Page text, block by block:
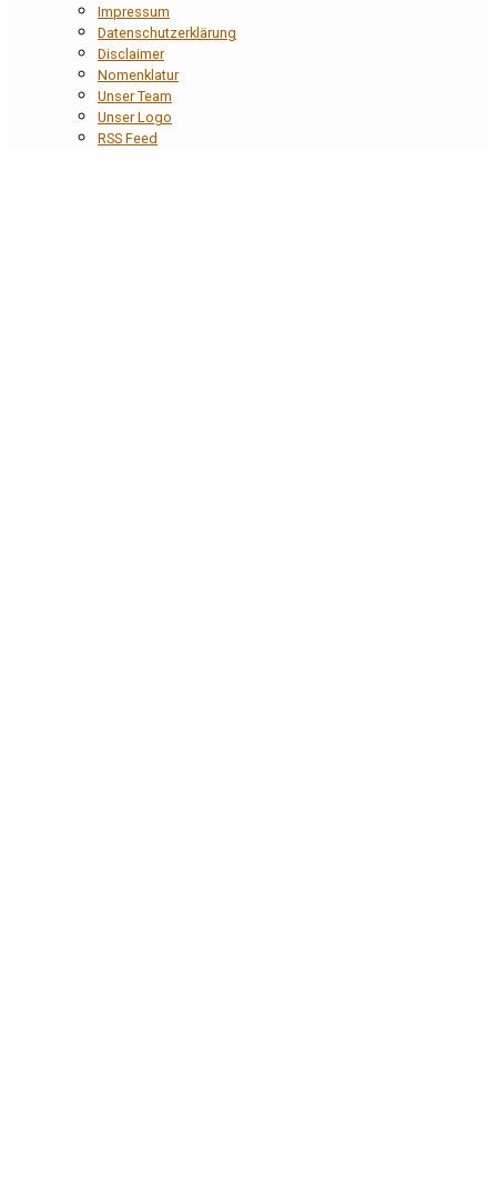
Impressum
Datenschutzerklärung
Disclaimer
Nomenklatur
Unser Team
Unser Logo
RSS Feed